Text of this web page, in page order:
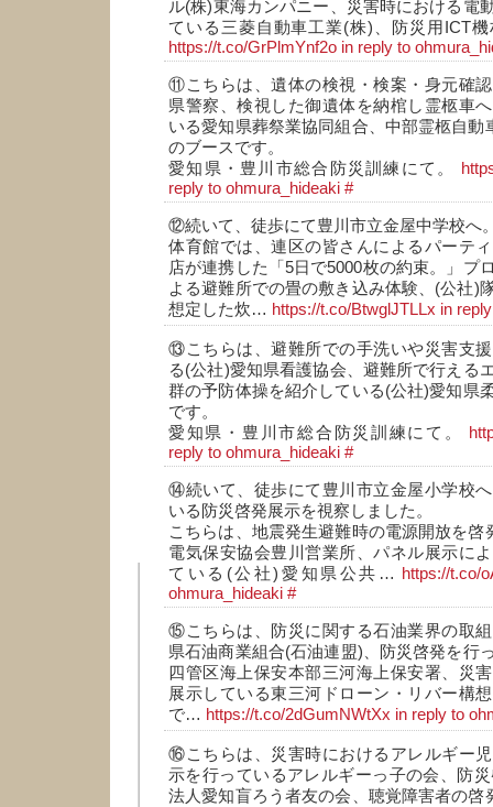
ル(株)東海カンパニー、災害時における電
ている三菱自動車工業(株)、防災用ICT
https://t.co/GrPlmYnf2o in reply to
⑪こちらは、遺体の検視・検案・身元確
県警察、検視した御遺体を納棺し霊柩車
いる愛知県葬祭業協同組合、中部霊柩自動
のブースです。
愛知県・豊川市総合防災訓練にて。
reply to ohmura_hideaki #
⑫続いて、徒歩にて豊川市立金屋中学校へ
体育館では、連区の皆さんによるパーテ
店が連携した「5日で5000枚の約束。」プ
よる避難所での畳の敷き込み体験、(公社)
想定した炊… https://t.co/BtwglJTLLx in
⑬こちらは、避難所での手洗いや災害支
る(公社)愛知県看護協会、避難所で行える
群の予防体操を紹介している(公社)愛知県
です。
愛知県・豊川市総合防災訓練にて。
reply to ohmura_hideaki #
⑭続いて、徒歩にて豊川市立金屋小学校
いる防災啓発展示を視察しました。
こちらは、地震発生避難時の電源開放を啓
電気保安協会豊川営業所、パネル展示に
ている(公社)愛知県公共…
https://t.co/
ohmura_hideaki #
⑮こちらは、防災に関する石油業界の取
県石油商業組合(石油連盟)、防災啓発を行
四管区海上保安本部三河海上保安署、災
展示している東三河ドローン・リバー構
で… https://t.co/2dGumNWtXx in reply to
⑯こちらは、災害時におけるアレルギー
示を行っているアレルギーっ子の会、防
法人愛知盲ろう者友の会、聴覚障害者の啓